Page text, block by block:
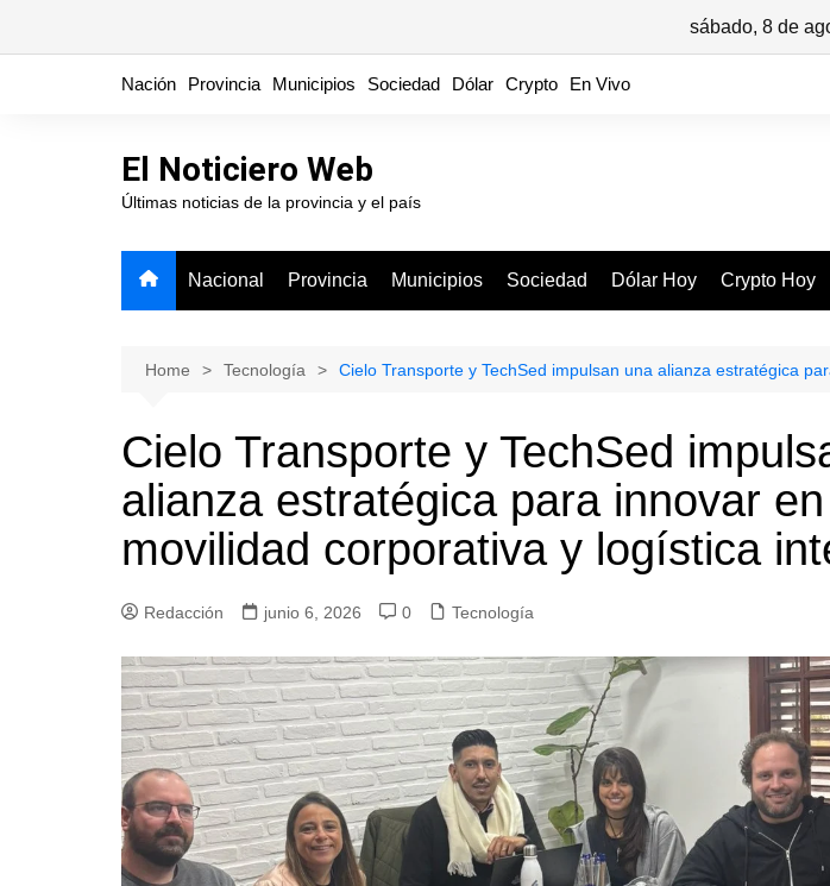
sábado, 8 de
Nación Provincia Municipios Sociedad Dólar Crypto En Vivo
El Noticiero Web
Últimas noticias de la provincia y el país
Nacional Provincia Municipios Sociedad Dólar Hoy Crypto Hoy
Home Tecnología Cielo Transporte y TechSed impulsan una alianza estratégica
Cielo Transporte y TechSed
alianza estratégica para innovar en
movilidad corporativa y logística
Redacción junio 6, 2026 0 Tecnología